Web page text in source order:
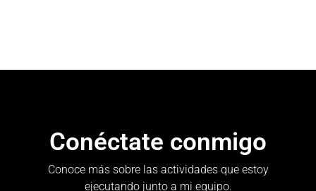
Conéctate conmigo
Conoce más sobre las actividades que estoy
ejecutando junto a mi equipo.